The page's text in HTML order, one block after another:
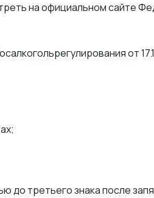
на официальном сайте
от
до третьего знака после